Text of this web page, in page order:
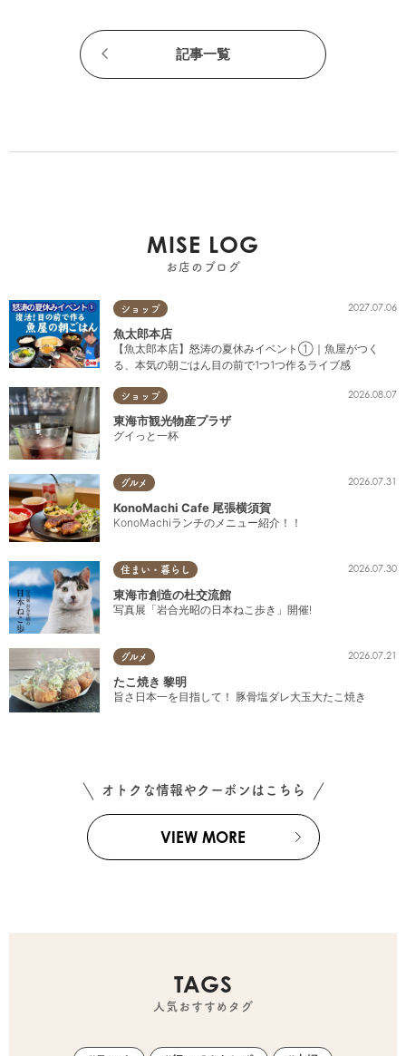
記事一覧
MISE LOG
お店のブログ
ショップ 2027.07.06
魚太郎本店
【魚太郎本店】怒涛の夏休みイベント①｜魚屋がつく
る、本気の朝ごはん目の前で1つ1つ作るライブ感
ショップ 2026.08.07
東海市観光物産プラザ
グイっと一杯
グルメ 2026.07.31
KonoMachi Cafe 尾張横須賀
KonoMachiランチのメニュー紹介！！
住まい・暮らし 2026.07.30
東海市創造の杜交流館
写真展「岩合光昭の日本ねこ歩き」開催!
グルメ 2026.07.21
たこ焼き 黎明
旨さ日本一を目指して！ 豚骨塩ダレ大玉大たこ焼き
オトクな情報やクーポンはこちら
VIEW MORE
TAGS
人気おすすめタグ